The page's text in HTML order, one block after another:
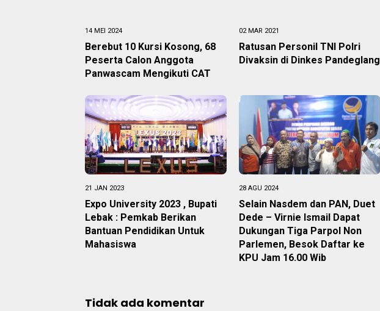
14 MEI 2024
Berebut 10 Kursi Kosong, 68
Peserta Calon Anggota
Panwascam Mengikuti CAT
02 MAR 2021
Ratusan Personil TNI Polri
Divaksin di Dinkes Pandeglang
21 JAN 2023
Expo University 2023 , Bupati
Lebak : Pemkab Berikan
Bantuan Pendidikan Untuk
Mahasiswa
28 AGU 2024
Selain Nasdem dan PAN, Duet
Dede – Virnie Ismail Dapat
Dukungan Tiga Parpol Non
Parlemen, Besok Daftar ke
KPU Jam 16.00 Wib
Tidak ada komentar